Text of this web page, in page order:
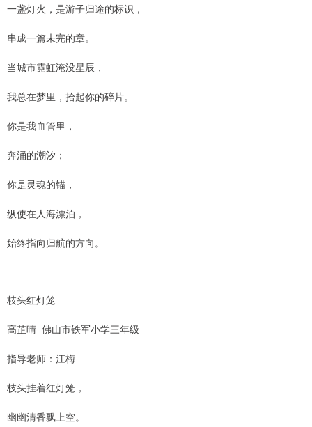
一盏灯火，是游子归途的标识，
串成一篇未完的章。
当城市霓虹淹没星辰，
我总在梦里，拾起你的碎片。
你是我血管里，
奔涌的潮汐；
你是灵魂的锚，
纵使在人海漂泊，
始终指向归航的方向。
枝头红灯笼
高芷晴 佛山市铁军小学三年级
指导老师：江梅
枝头挂着红灯笼，
幽幽清香飘上空。